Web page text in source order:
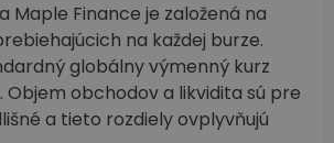
Maple Finance je založená na
na každej burze.
globálny výmenný kurz
Objem obchodov a likvidita sú pre
a tieto rozdiely ovplyvňujú